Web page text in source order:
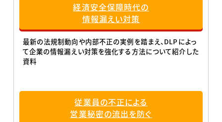
経済安全保障時代の
情報漏えい対策
最新の法規制動向や内部不正の実例を踏まえ、DLPによっ
て企業の情報漏えい対策を強化する方法について紹介した
資料
従業員の不正による
営業秘密の流出を防ぐ